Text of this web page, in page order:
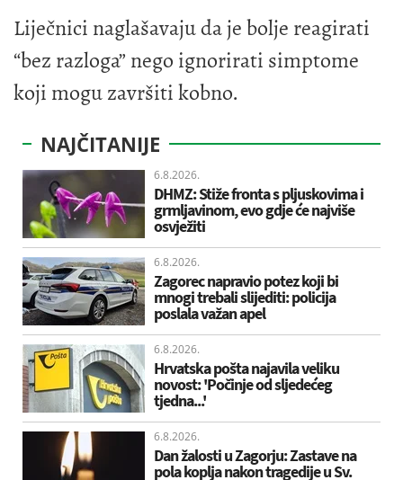
Liječnici naglašavaju da je bolje reagirati
“bez razloga” nego ignorirati simptome
koji mogu završiti kobno.
NAJČITANIJE
6.8.2026.
DHMZ: Stiže fronta s pljuskovima i
grmljavinom, evo gdje će najviše
osvježiti
6.8.2026.
Zagorec napravio potez koji bi
mnogi trebali slijediti: policija
poslala važan apel
6.8.2026.
Hrvatska pošta najavila veliku
novost: 'Počinje od sljedećeg
tjedna...'
6.8.2026.
Dan žalosti u Zagorju: Zastave na
pola koplja nakon tragedije u Sv.